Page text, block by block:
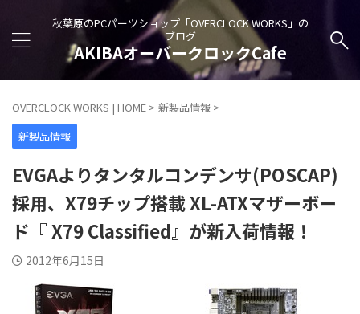
秋葉原のPCパーツショップ「OVERCLOCK WORKS」の
ブログ
AKIBAオーバークロックCafe
OVERCLOCK WORKS | HOME > 新製品情報 >
新製品情報
EVGAよりタンタルコンデンサ(POSCAP)
採用、X79チップ搭載 XL-ATXマザーボー
ド『 X79 Classified』が新入荷情報！
2012年6月15日